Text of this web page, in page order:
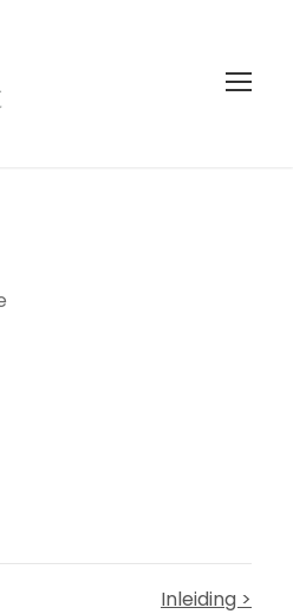
Inleiding >